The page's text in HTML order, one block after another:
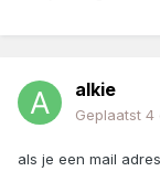
alkie
Geplaatst 4
als je een mail